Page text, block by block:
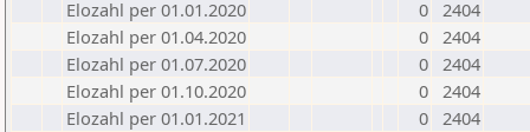
Elozahl per 01.01.2020
0 2404
Elozahl per 01.04.2020
0 2404
Elozahl per 01.07.2020
0 2404
Elozahl per 01.10.2020
0 2404
Elozahl per 01.01.2021
0 2404